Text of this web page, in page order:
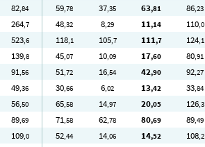
82,84 59,78 37,35 63,81 86,23
264,7 48,32 8,29 11,14 110,0
523,6 118,1 105,7 111,7 124,1
139,8 45,07 10,09 17,60 80,91
91,56 51,72 16,54 42,90 92,27
49,36 30,66 6,02 13,42 33,84
56,50 65,58 14,97 20,05 126,3
89,69 71,58 62,78 80,69 89,49
109,0 52,44 14,06 14,52 108,2